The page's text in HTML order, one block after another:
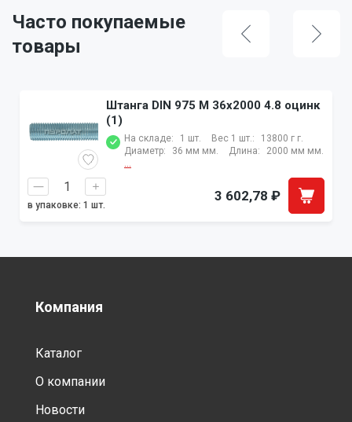
Часто покупаемые
товары
Штанга DIN 975 M 36x2000 4.8 оцинк
(1)
На складе: 1 шт. Вес 1 шт.:
13800 г г.
Диаметр:
36 мм мм. Длина:
2000 мм мм.
...
в упаковке: 1 шт.
3 602,78 ₽
Компания
Каталог
О компании
Новости